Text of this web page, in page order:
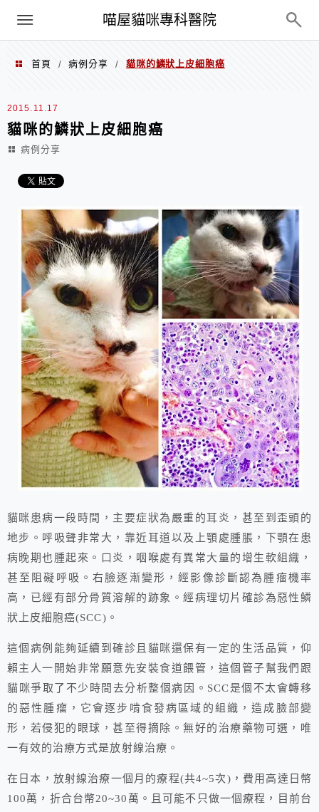
喵屋貓咪專科醫院
Menu
首頁 / 病例分享 / 貓咪的鱗狀上皮細胞癌
2015.11.17
貓咪的鱗狀上皮細胞癌
病例分享
貓咪患病一段時間，主要症狀為嚴重的耳炎，甚至到歪頭的
地步。呼吸聲非常大，靠近耳道以及上顎處腫脹，下顎在患
病晚期也腫起來。口炎，咽喉處有異常大量的增生軟組織，
甚至阻礙呼吸。右臉逐漸變形，經影像診斷認為腫瘤機率
高，已經有部分骨質溶解的跡象。經病理切片確診為惡性鱗
狀上皮細胞癌(SCC)。
這個病例能夠延續到確診且貓咪還保有一定的生活品質，仰
賴主人一開始非常願意先安裝食道餵管，這個管子幫我們跟
貓咪爭取了不少時間去分析整個病因。SCC是個不太會轉移
的惡性腫瘤，它會逐步啃食發病區域的組織，造成臉部變
形，若侵犯的眼球，甚至得摘除。無好的治療藥物可選，唯
一有效的治療方式是放射線治療。
在日本，放射線治療一個月的療程(共4~5次)，費用高達日幣
100萬，折合台幣20~30萬。且可能不只做一個療程，目前台